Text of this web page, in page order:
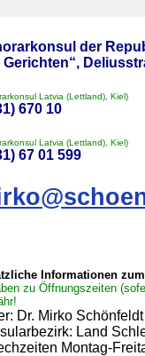
der
Latvia (Lettland), Kiel)
670 10
Latvia (Lettland), Kiel)
67 01 599
Informationen
zu Öffnungszeiten
Dr. Mirko
Land
Montag-